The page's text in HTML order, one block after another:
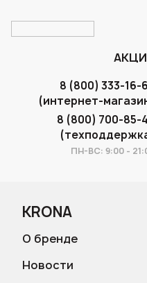
8 (800) 333-16-
(интернет-
8 (800) 700-85-
ПН-ВС: 9:00 -
KRONA
О бренде
Новости